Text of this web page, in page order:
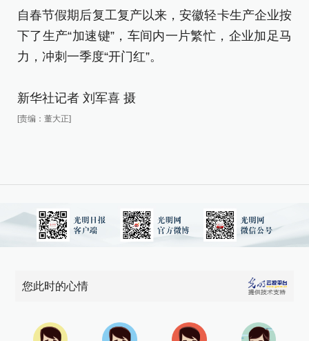
自春节假期后复工复产以来，安徽轻卡生产企业按
下了生产“加速键”，车间内一片繁忙，企业加足马
力，冲刺一季度“开门红”。
新华社记者 刘军喜 摄
[责编：董大正]
您此时的心情